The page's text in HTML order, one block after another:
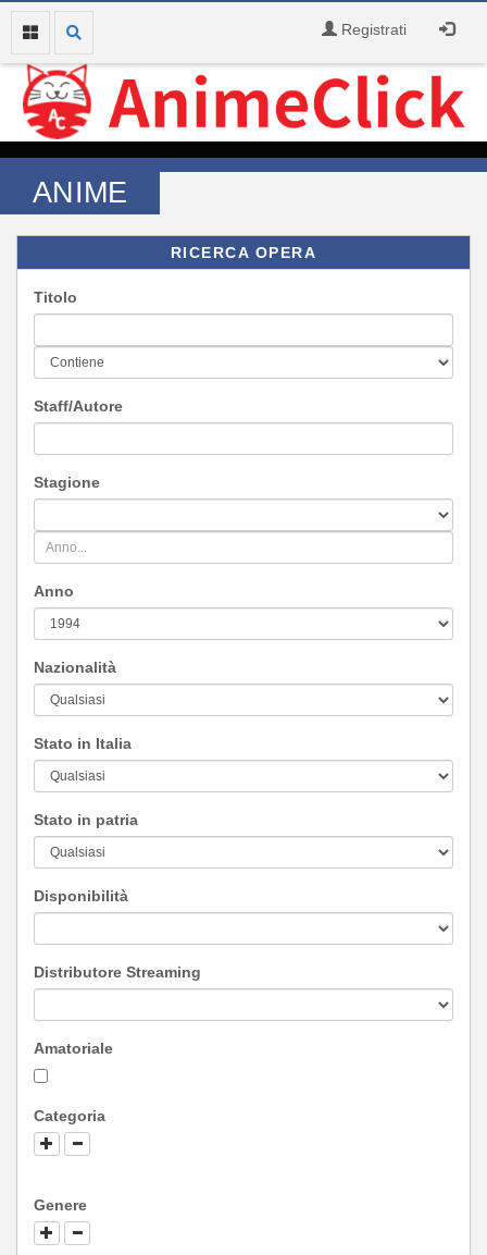
Registrati
ANIME
RICERCA OPERA
Titolo
Staff/Autore
Stagione
Anno
Nazionalità
Stato in Italia
Stato in patria
Disponibilità
Distributore Streaming
Amatoriale
Categoria
Genere